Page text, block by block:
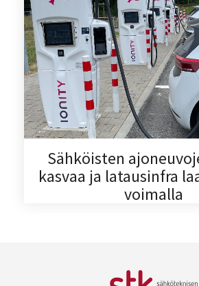
Sähköisten
kasvaa ja latausinfra
voimalla